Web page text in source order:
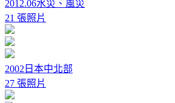
2012.06水災、風災
21 張照片
2002日本中北部
27 張照片